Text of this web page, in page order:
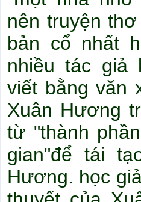
nên truyện
bản cổ nhất
nhiều tác giả
viết bằng văn
Xuân Hương
từ "thành
gian"để tái
Hương. học